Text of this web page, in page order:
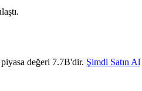
değeri 7.7B'dir. Şimdi Satın Al